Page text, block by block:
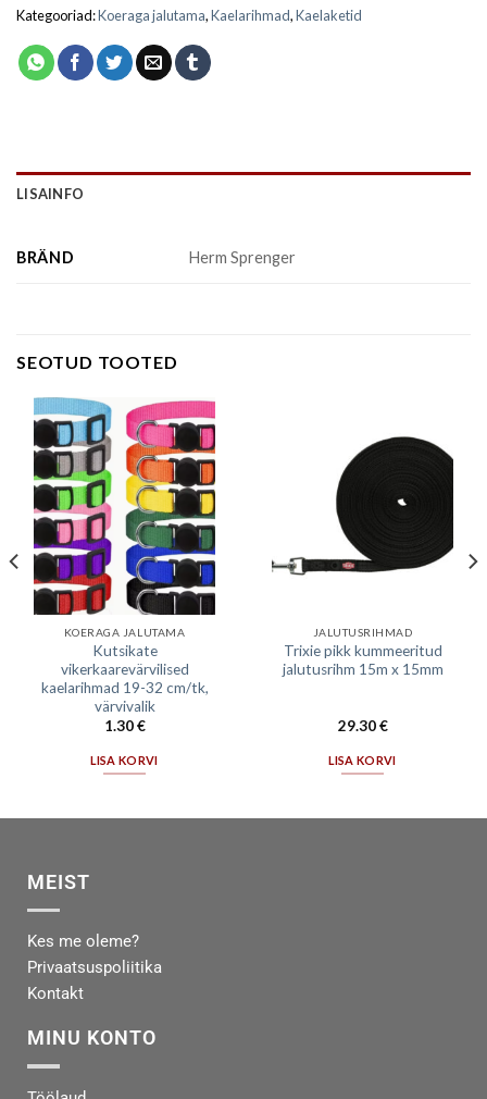
Kategooriad:Koeraga jalutama,Kaelarihmad,Kaelaketid
LISAINFO
BRÄND Herm Sprenger
SEOTUD TOOTED
KOERAGA JALUTAMA
Kutsikate
vikerkaarevärvilised
kaelarihmad 19-32 cm/tk,
värvivalik
1.30€
LISA KORVI
JALUTUSRIHMAD
Trixie pikk kummeeritud
jalutusrihm 15m x 15mm
29.30€
LISA KORVI
MEIST
Kes me oleme?
Privaatsuspoliitika
Kontakt
MINU KONTO